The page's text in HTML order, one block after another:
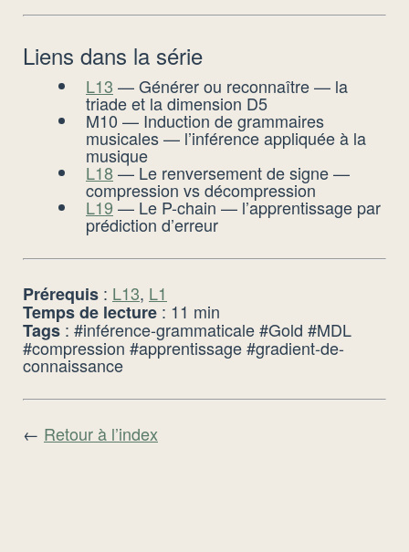
Liens dans la série
L13 — Générer ou reconnaître — la
triade et la dimension D5
M10 — Induction de grammaires
musicales — l’inférence appliquée à la
musique
L18— Le renversement de signe —
compression vs décompression
L19 — Le P-chain — l’apprentissage par
prédiction d’erreur
Prérequis : L13, L1
Temps de lecture : 11 min
Tags : #inférence-grammaticale #Gold #MDL
#compression #apprentissage #gradient-de-
connaissance
← Retour à l’index